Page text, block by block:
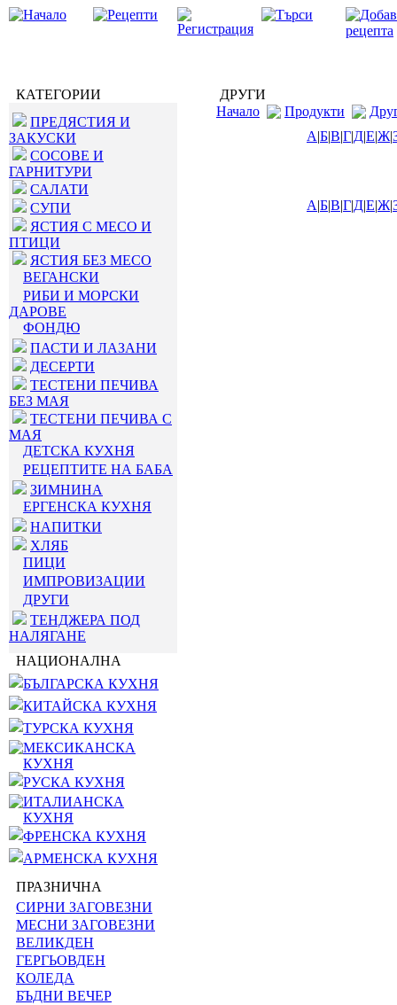
КАТЕГОРИИ
ПРЕДЯСТИЯ И
ЗАКУСКИ
СОСОВЕ И
ГАРНИТУРИ
САЛАТИ
СУПИ
ЯСТИЯ С МЕСО И
ПТИЦИ
ЯСТИЯ БЕЗ МЕСО
ВЕГАНСКИ
РИБИ И МОРСКИ
ДАРОВЕ
ФОНДЮ
ПАСТИ И ЛАЗАНИ
ДЕСЕРТИ
ТЕСТЕНИ ПЕЧИВА
БЕЗ МАЯ
ТЕСТЕНИ ПЕЧИВА С
МАЯ
ДЕТСКА КУХНЯ
РЕЦЕПТИТЕ НА БАБА
ЗИМНИНА
ЕРГЕНСКА КУХНЯ
НАПИТКИ
ХЛЯБ
ПИЦИ
ИМПРОВИЗАЦИИ
ДРУГИ
ТЕНДЖЕРА ПОД
НАЛЯГАНЕ
НАЦИОНАЛНА
БЪЛГАРСКА КУХНЯ
КИТАЙСКА КУХНЯ
ТУРСКА КУХНЯ
МЕКСИКАНСКА
КУХНЯ
РУСКА КУХНЯ
ИТАЛИАНСКА
КУХНЯ
ФРЕНСКА КУХНЯ
АРМЕНСКА КУХНЯ
ПРАЗНИЧНА
СИРНИ ЗАГОВЕЗНИ
МЕСНИ ЗАГОВЕЗНИ
ВЕЛИКДЕН
ГЕРГЬОВДЕН
КОЛЕДА
БЪДНИ ВЕЧЕР
ДРУГИ
Начало
Продукти
А|Б|В|Г|Д|Е|Ж|
А|Б|В|Г|Д|Е|Ж|